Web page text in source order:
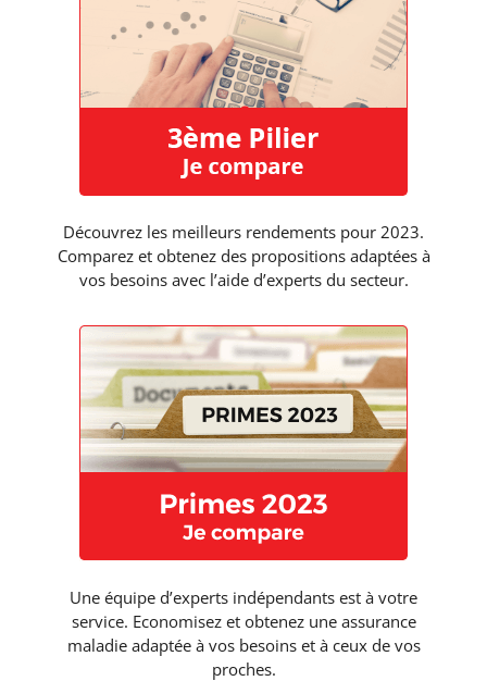
Découvrez les meilleurs rendements pour 2023.
Comparez et obtenez des propositions adaptées à
vos besoins avec l’aide d’experts du secteur.
Une équipe d’experts indépendants est à votre
service. Economisez et obtenez une assurance
maladie adaptée à vos besoins et à ceux de vos
proches.